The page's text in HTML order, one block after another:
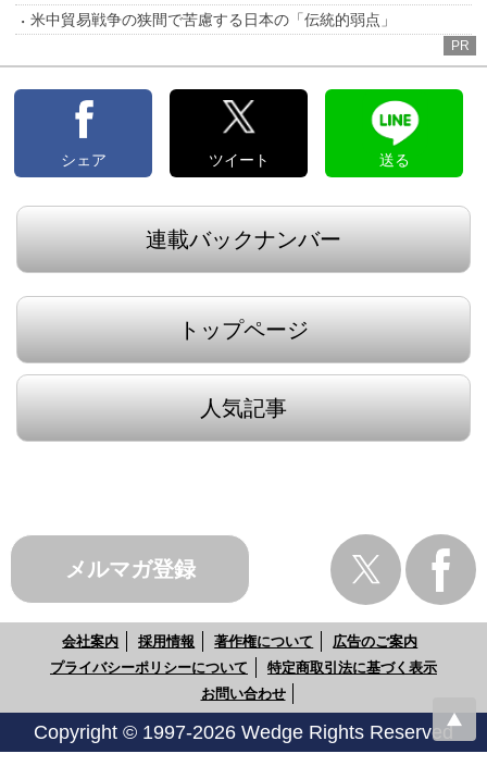
米中貿易戦争の狭間で苦慮する日本の「伝統的弱点」
PR
シェア ツイート 送る
連載バックナンバー
トップページ
人気記事
メルマガ登録
会社案内 採用情報 著作権について
広告のご案内
プライバシーポリシーについて
特定商取引法に基づく表示
お問い合わせ
Copyright © 1997-2026 Wedge Rights Reserved